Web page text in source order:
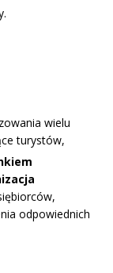
wielu
turystów,
odpowiednich